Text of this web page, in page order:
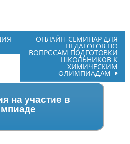
ОНЛАЙН-СЕМИНАР ДЛЯ
ПЕДАГОГОВ ПО
ВОПРОСАМ ПОДГОТОВКИ
ШКОЛЬНИКОВ К
ХИМИЧЕСКИМ
ОЛИМПИАДАМ
на участие в